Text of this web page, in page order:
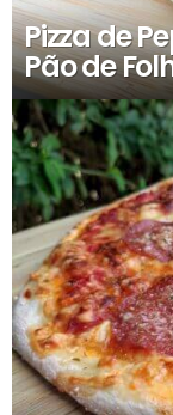
Pizza de
Pão de